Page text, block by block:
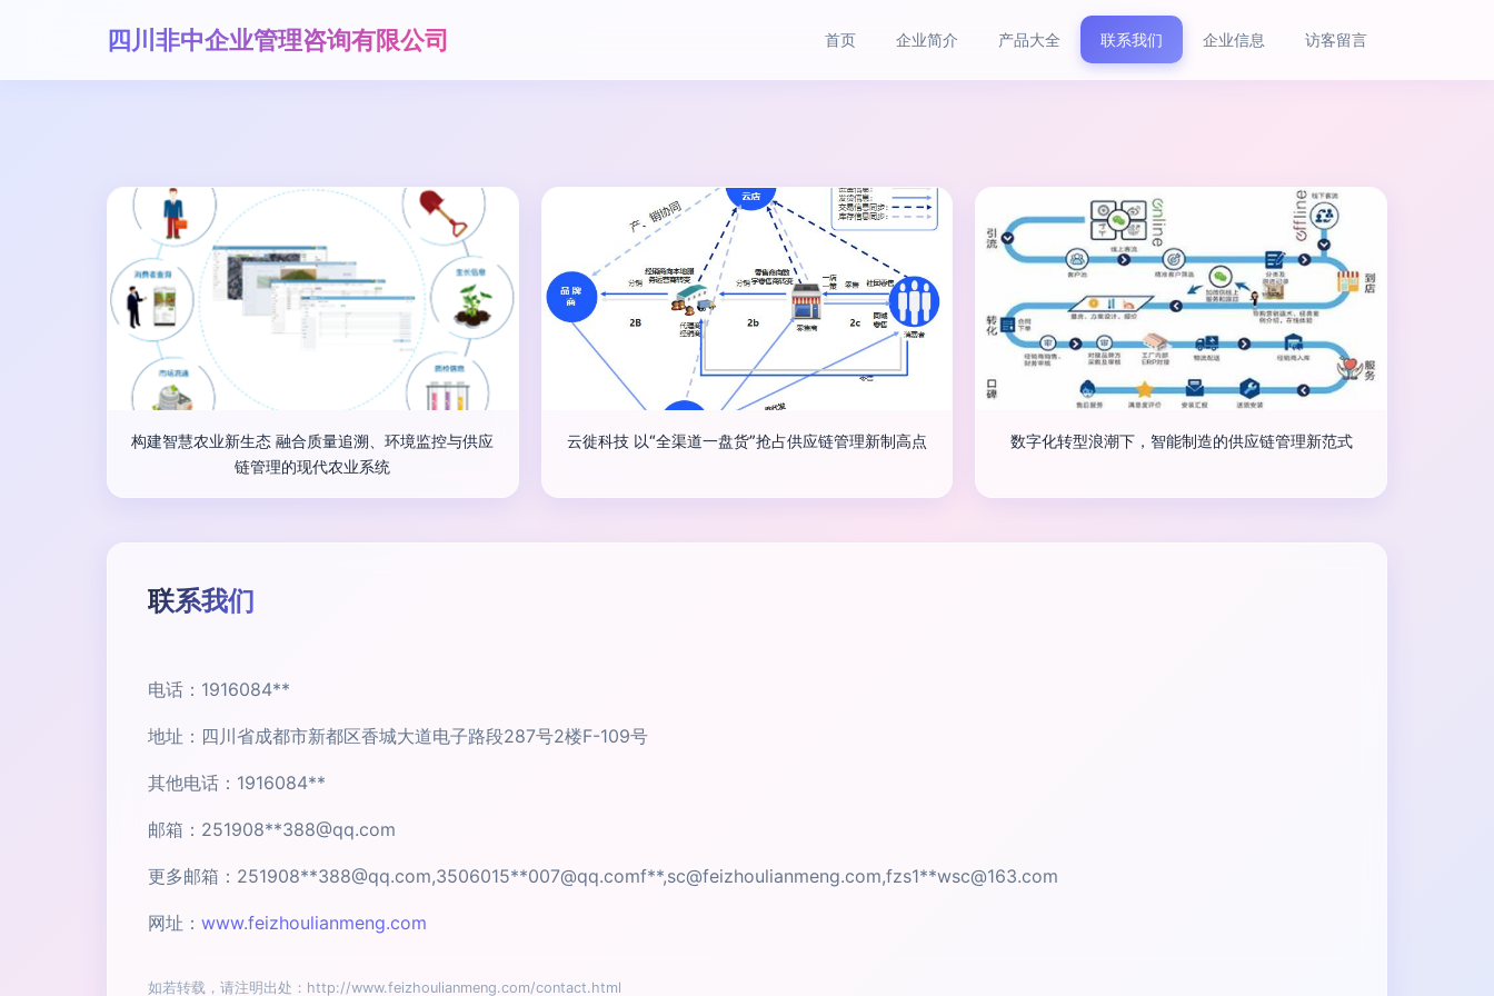
四川非中企业管理咨询有限公司 首页 企业简介 产品大全 联系我们 企业信息 访客留言
构建智慧农业新生态 融合质量追溯、环境监控与供应
链管理的现代农业系统
云徙科技 以“全渠道一盘货”抢占供应链管理新制高点 数字化转型浪潮下，智能制造的供应链管理新范式
联系我们
电话：1916084**
地址：四川省成都市新都区香城大道电子路段287号2楼F-109号
其他电话：1916084**
邮箱：251908**388@qq.com
更多邮箱：251908**388@qq.com,3506015**007@qq.comf**,sc@feizhoulianmeng.com,fzs1**wsc@163.com
网址： www.feizhoulianmeng.com
如若转载，请注明出处：http://www.feizhoulianmeng.com/contact.html